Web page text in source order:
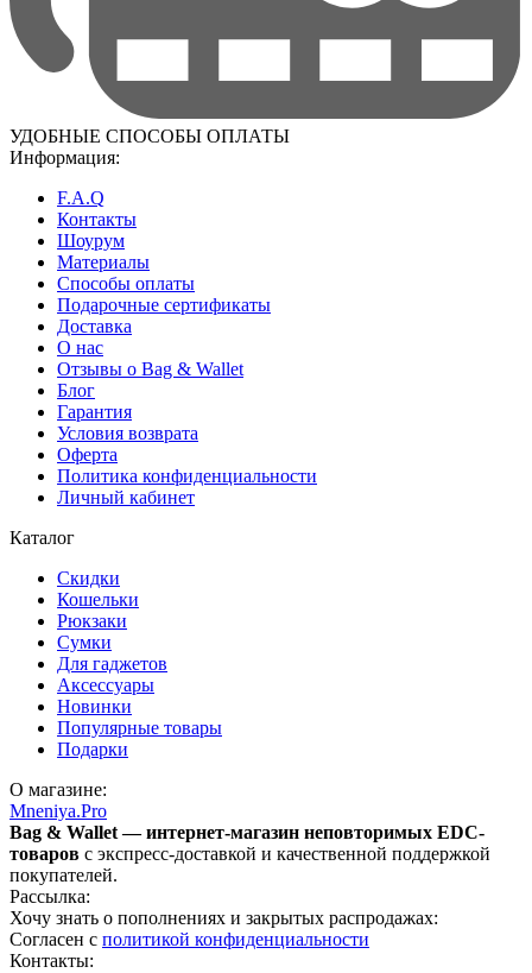
УДОБНЫЕ СПОСОБЫ ОПЛАТЫ
Информация:
F.A.Q
Контакты
Шоурум
Материалы
Способы оплаты
Подарочные сертификаты
Доставка
О нас
Отзывы о Bag & Wallet
Блог
Гарантия
Условия возврата
Оферта
Политика конфиденциальности
Личный кабинет
Каталог
Скидки
Кошельки
Рюкзаки
Сумки
Для гаджетов
Аксессуары
Новинки
Популярные товары
Подарки
О магазине:
Mneniya.Pro
Bag & Wallet — интернет-магазин неповторимых EDC-
товаров с экспресс-доставкой и качественной поддержкой
покупателей.
Рассылка:
Хочу знать о пополнениях и закрытых распродажах:
Согласен с политикой конфиденциальности
Контакты: